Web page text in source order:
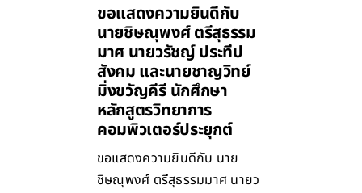
ขอแสดงความยินดีกับ
นายชิษณุพงศ์ ตรีสุธรรม
มาศ นายวรัชญ์ ประทีป
สังคม และนายชาญวิทย์
มิ่งขวัญคีรี นักศึกษา
หลักสูตรวิทยาการ
คอมพิวเตอร์ประยุกต์
ขอแสดงความยินดีกับ นาย
ชิษณุพงศ์ ตรีสุธรรมมาศ นายว